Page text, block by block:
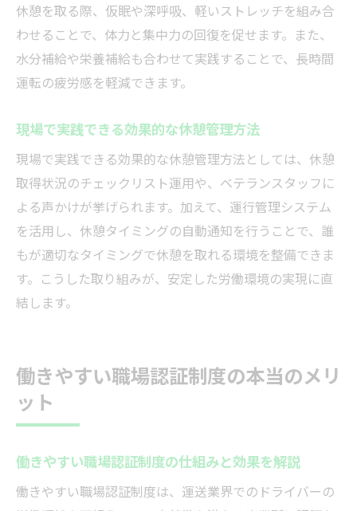
休憩を取る際、仮眠や深呼吸、軽いストレッチを組み合
わせることで、体力と集中力の回復を促せます。また、
水分補給や栄養補給も合わせて実践することで、長時間
運転の疲労感を軽減できます。
現場で実践できる効果的な休憩管理方法
現場で実践できる効果的な休憩管理方法としては、休憩
取得状況のチェックリスト運用や、ベテランスタッフに
よる声かけが挙げられます。加えて、運行管理システム
を活用し、休憩タイミングの自動通知を行うことで、誰
もが適切なタイミングで休憩を取れる環境を整備できま
す。こうした取り組みが、安定した労働環境の実現に直
結します。
働きやすい職場認証制度の本当のメリ
ット
働きやすい職場認証制度の仕組みと効果を解説
働きやすい職場認証制度は、運送業界でのドライバーの